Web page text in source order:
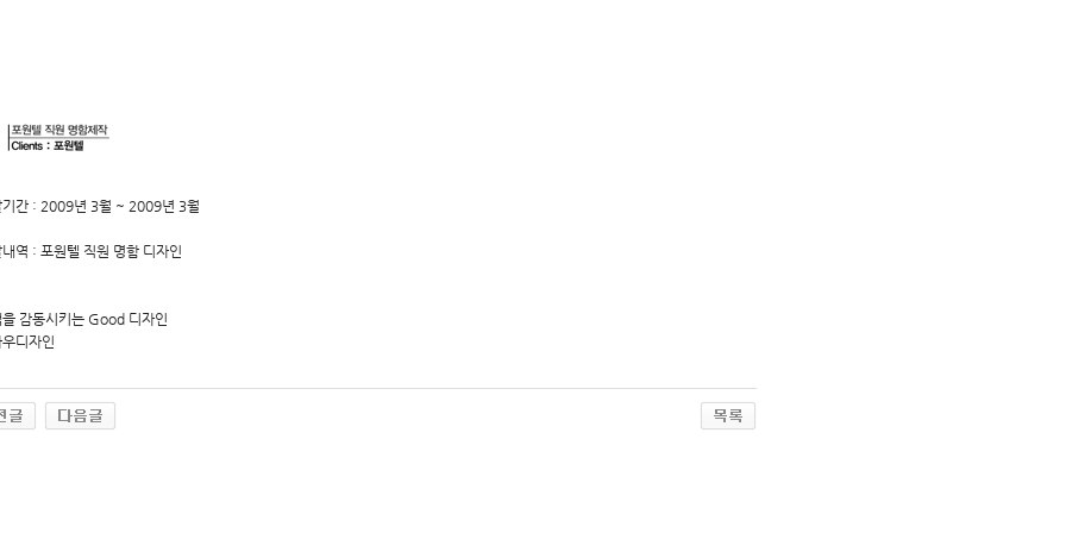
기간 : 2009년 3월 ~ 2009년 3월
내역 : 포원텔 직원 명함 디자인
을 감동시키는 Good 디자인
디자인